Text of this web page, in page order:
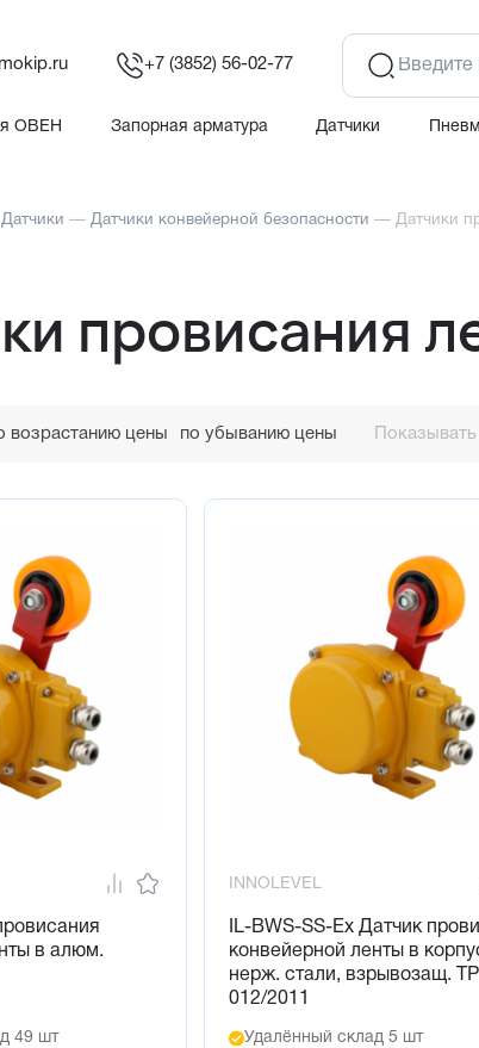
+7 (3852) 56-02-77
ОВЕН Запорная арматура Датчики
Датчики — Датчики конвейерной безопасности — Датчики
провисания
возрастанию цены по убыванию цены
в алюм.
49 шт
INNOLEVEL
IL-BWS-SS-Ex Датчик
конвейерной ленты в
нерж. стали, взрывозащ.
012/2011
Удалённый склад 5 шт